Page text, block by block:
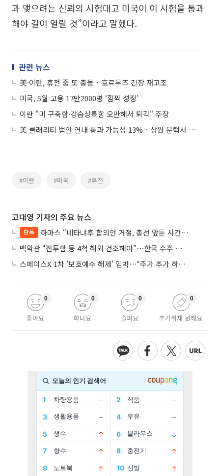
과 맺으려는 신뢰의 시험대고 미국이 이 시험을 통과
해야 길이 열릴 것”이라고 말했다.
관련 뉴스
美·이란, 휴전 중 또 충돌…호르무즈 긴장 재고조
미국, 5월 고용 17만2000명 ‘깜짝 성장’
이란 "미 구축함·강습상륙함 오만해서 퇴각" 주장
美 클래리티 법안 연내 통과 가능성 13%…상원 문턱서 제동
#이란 #미국 #휴전
고대영 기자의 주요 뉴스
단독
하마스 “네타냐후 합의안 거절, 총선 앞둔 시간 끌기”
백악관 “전투함 등 4척 해외 건조해야”⋯한국 수주 기대
스페이스X 1차 '보호예수 해제' 임박⋯“주가 추가 하락 가능성”
좋아요
0
화나요
0
슬퍼요
0
추가취재 원해요
0